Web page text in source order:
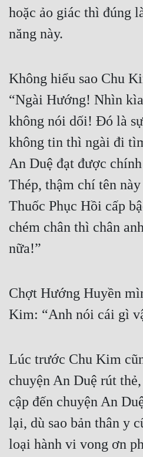
hoặc ảo giác thì đúng
năng này.
Không hiểu sao Chu
“Ngài Hướng! Nhìn
không nói dối! Đó là
không tin thì ngài đi
An Duệ đạt được
Thép, thậm chí tên
Thuốc Phục Hồi cấp
chém chân thì chân
nữa!”
Chợt Hướng Huyền
Kim: “Anh nói cái gì
Lúc trước Chu Kim
chuyện An Duệ rút
cập đến chuyện An
lại, dù sao bản thân y
loại hành vi vong ơn